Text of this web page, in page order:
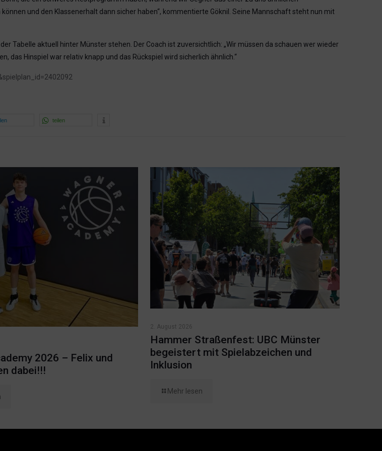
und den Klassenerhalt dann sicher haben“, kommentierte Göknil. Seine Mannschaft steht nun mit
Tabelle aktuell hinter Münster stehen. Der Coach ist zuversichtlich: „Wir müssen da schauen wer wieder
das Hinspiel war relativ knapp und das Rückspiel wird sicherlich ähnlich.“
teilen
2026 – Felix und
dabei!!!
2. August 2026
Hammer Straßenfest: UBC Münster
begeistert mit Spielabzeichen und
Inklusion
Mehr lesen